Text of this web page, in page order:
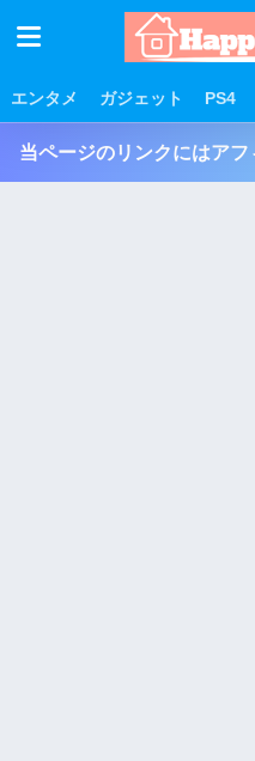
エンタメ ガジェット PS4
当ページのリンクにはアフ